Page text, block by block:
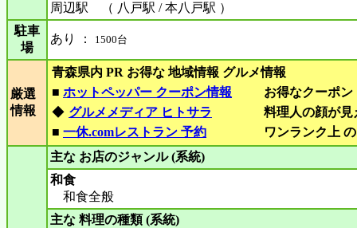
周辺駅 （ 八戸駅 / 本八戸駅 ）
駐車
場
あり ： 1500台
厳選
情報
青森県内 PR お得な 地域情報 グルメ情報
■ ホットペッパー クーポン情報
お得なクーポ
◆ グルメメディア ヒトサラ
料理人の顔が
■ 一休.comレストラン 予約 ワンランク上
主な お店のジャンル (系統)
和食
和食全般
主な 料理の種類 (系統)